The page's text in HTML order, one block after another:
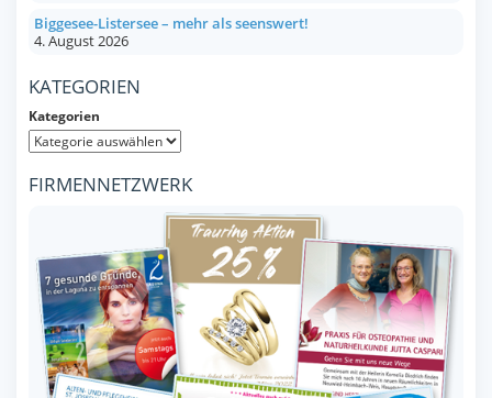
Biggesee-Listersee – mehr als seenswert!
4. August 2026
KATEGORIEN
Kategorien
FIRMENNETZWERK